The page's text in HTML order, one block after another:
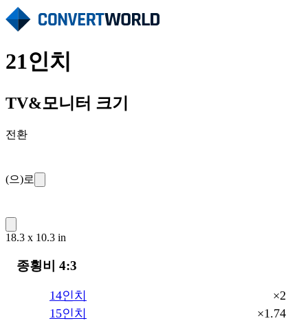
21인치
TV&모니터 크기
전환
(으)로
18.3 x 10.3 in
종횡비 4:3
14인치
×2
15인치
×1.74